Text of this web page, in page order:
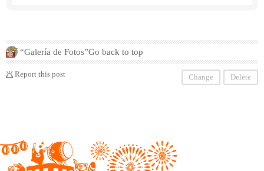
“Galería de Fotos”Go back to top
Report this post Change Delete